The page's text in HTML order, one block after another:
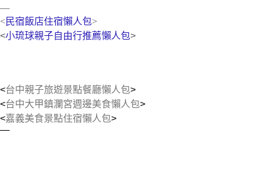
—
<民宿飯店住宿懶人包>
<小琉球親子自由行推薦懶人包>
<台中親子旅遊景點餐廳懶人包>
<台中大甲鎮瀾宮週邊美食懶人包>
<嘉義美食景點住宿懶人包>
—